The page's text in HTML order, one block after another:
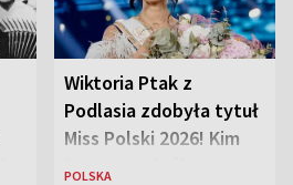
Wiktoria Ptak z
Podlasia zdobyła tytuł
Miss Polski 2026! Kim
jest nowa królowa
POLSKA